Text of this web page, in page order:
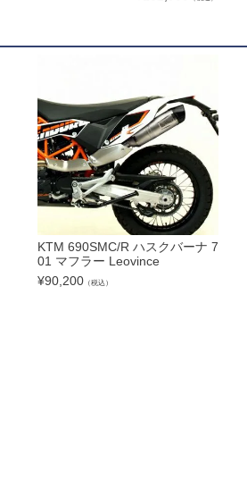
KTM 690SMC/R ハスクバーナ 7
01 マフラー Leovince
¥90,200（税込）